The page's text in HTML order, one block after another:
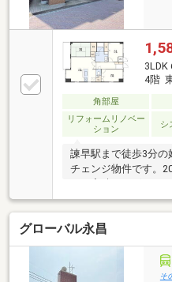
3LDK
4階
角部屋
リフォームリノベー
ション
シ
諫早駅まで徒歩3分の
チェンジ物件です。
心感を兼ね備えた分
は自己使用も可能で
ください。●近隣駐車
スーパーやコンビニ
ス＞●長崎県営バス
歩3分●JR諫早駅まで
グローバル永昌
そ